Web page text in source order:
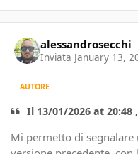
alessandrosecchi
Inviata January 13,
AUTORE
Il 13/01/2026 at
Mi permetto di